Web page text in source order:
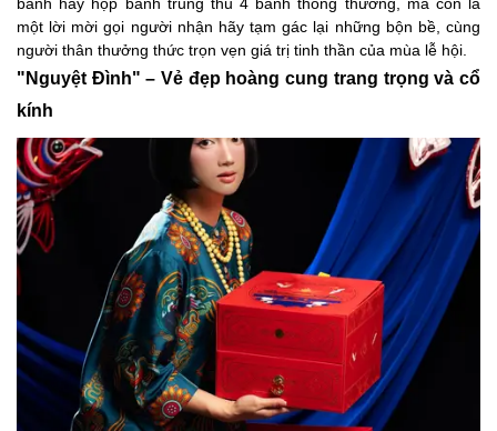
một lời mời gọi người nhận hãy tạm gác lại những bộn bề, cùng
người thân thưởng thức trọn vẹn giá trị tinh thần của mùa lễ hội.
"Nguyệt Đình" – Vẻ đẹp hoàng cung trang trọng và cổ
kính